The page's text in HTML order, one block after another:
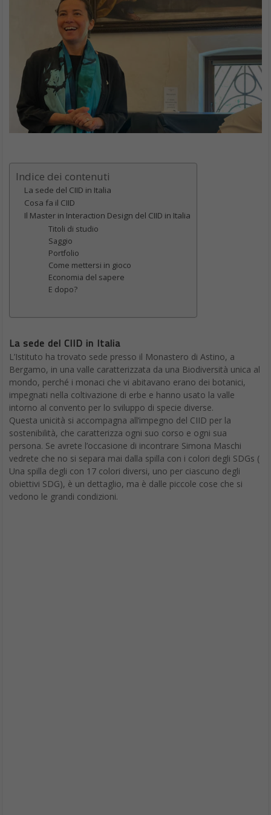
Indice dei contenuti
La sede del CIID in Italia
Cosa fa il CIID
Il Master in Interaction Design del CIID in Italia
Titoli di studio
Saggio
Portfolio
Come mettersi in gioco
Economia del sapere
E dopo?
La sede del CIID in Italia
L’Istituto ha trovato sede presso il Monastero di Astino, a
Bergamo, in una valle caratterizzata da una Biodiversità unica al
mondo, perché i monaci che vi abitavano erano dei botanici,
impegnati nella coltivazione di erbe e hanno usato la valle
intorno al convento per lo sviluppo di specie diverse.
Questa unicità si accompagna all’impegno del CIID per la
sostenibilità, che caratterizza ogni suo corso e ogni sua
persona. Se avrete l’occasione di incontrare Simona Maschi
vedrete che no si separa mai dalla spilla con i colori degli SDGs (
Una spilla degli con 17 colori diversi, uno per ciascuno degli
obiettivi SDG), è un dettaglio, ma è dalle piccole cose che si
vedono le grandi condizioni.